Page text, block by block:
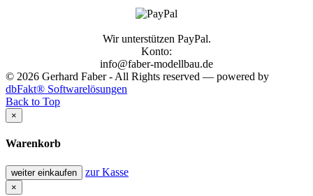
Wir unterstützen PayPal.
Konto:
info@faber-modellbau.de
© 2026 Gerhard Faber - All Rights reserved — powered by
dbFakt® Softwarelösungen
Back to Top
×
Warenkorb
weiter einkaufen zur Kasse
×